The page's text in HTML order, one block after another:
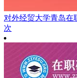
对外经贸大学青岛在
次